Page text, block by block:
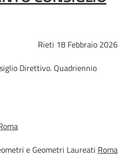
Rieti 18 Febbraio 2026
Direttivo. Quadriennio
e Geometri Laureati Roma